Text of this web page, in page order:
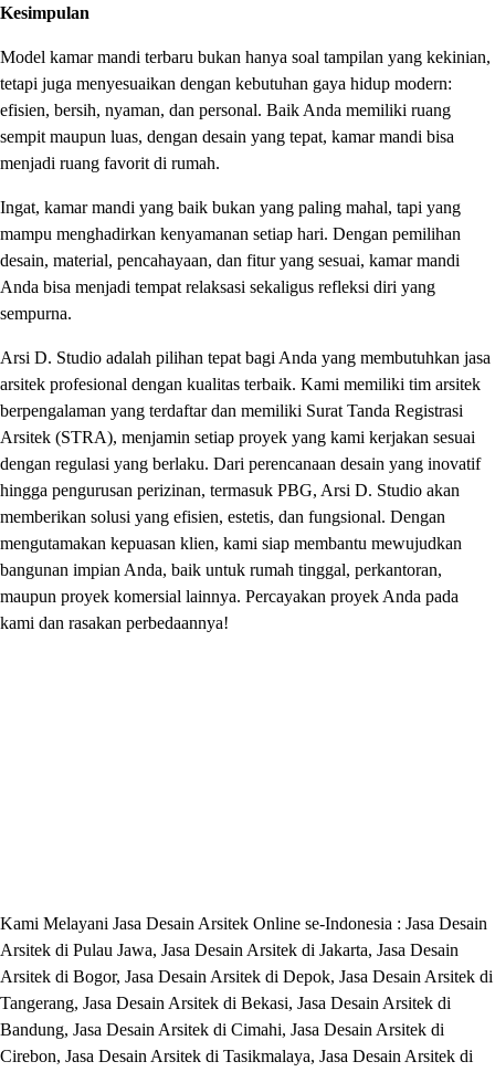
Kesimpulan
Model kamar mandi terbaru bukan hanya soal tampilan yang kekinian,
tetapi juga menyesuaikan dengan kebutuhan gaya hidup modern:
efisien, bersih, nyaman, dan personal. Baik Anda memiliki ruang
sempit maupun luas, dengan desain yang tepat, kamar mandi bisa
menjadi ruang favorit di rumah.
Ingat, kamar mandi yang baik bukan yang paling mahal, tapi yang
mampu menghadirkan kenyamanan setiap hari. Dengan pemilihan
desain, material, pencahayaan, dan fitur yang sesuai, kamar mandi
Anda bisa menjadi tempat relaksasi sekaligus refleksi diri yang
sempurna.
Arsi D. Studio adalah pilihan tepat bagi Anda yang membutuhkan jasa
arsitek profesional dengan kualitas terbaik. Kami memiliki tim arsitek
berpengalaman yang terdaftar dan memiliki Surat Tanda Registrasi
Arsitek (STRA), menjamin setiap proyek yang kami kerjakan sesuai
dengan regulasi yang berlaku. Dari perencanaan desain yang inovatif
hingga pengurusan perizinan, termasuk PBG, Arsi D. Studio akan
memberikan solusi yang efisien, estetis, dan fungsional. Dengan
mengutamakan kepuasan klien, kami siap membantu mewujudkan
bangunan impian Anda, baik untuk rumah tinggal, perkantoran,
maupun proyek komersial lainnya. Percayakan proyek Anda pada
kami dan rasakan perbedaannya!
Kami Melayani Jasa Desain Arsitek Online se-Indonesia : Jasa Desain
Arsitek di Pulau Jawa, Jasa Desain Arsitek di Jakarta, Jasa Desain
Arsitek di Bogor, Jasa Desain Arsitek di Depok, Jasa Desain Arsitek di
Tangerang, Jasa Desain Arsitek di Bekasi, Jasa Desain Arsitek di
Bandung, Jasa Desain Arsitek di Cimahi, Jasa Desain Arsitek di
Cirebon, Jasa Desain Arsitek di Tasikmalaya, Jasa Desain Arsitek di